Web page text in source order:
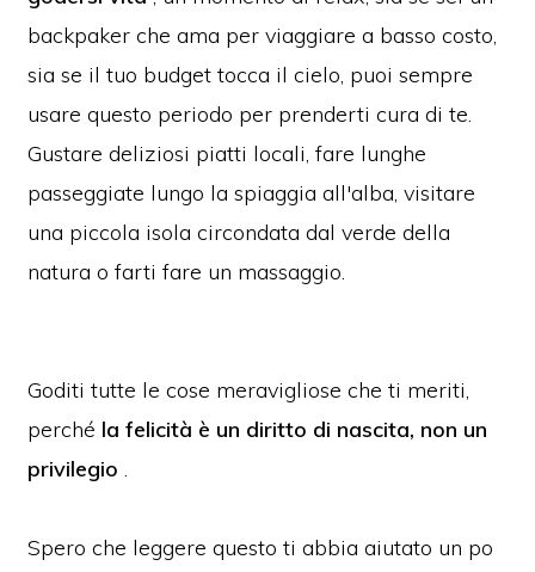
backpaker che ama per viaggiare a basso costo,
sia se il tuo budget tocca il cielo, puoi sempre
usare questo periodo per prenderti cura di te.
Gustare deliziosi piatti locali, fare lunghe
passeggiate lungo la spiaggia all'alba, visitare
una piccola isola circondata dal verde della
natura o farti fare un massaggio.
Goditi tutte le cose meravigliose che ti meriti,
perché la felicità è un diritto di nascita, non un
privilegio .
Spero che leggere questo ti abbia aiutato un po